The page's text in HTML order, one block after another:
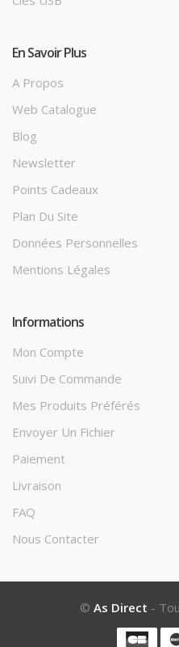
En Savoir Plus
A Propos
Web Catalogue
Blog
Newsletter
Points Cadeaux
Plan Du Site
Données Personnelles
Mentions Légales
Informations
Mon Compte
Suivi De Commande
Mes Produits Préférés
Envoyer Un Fichier
Paiement
Livraison
FAQ
Nous Contacter
© As Direct -